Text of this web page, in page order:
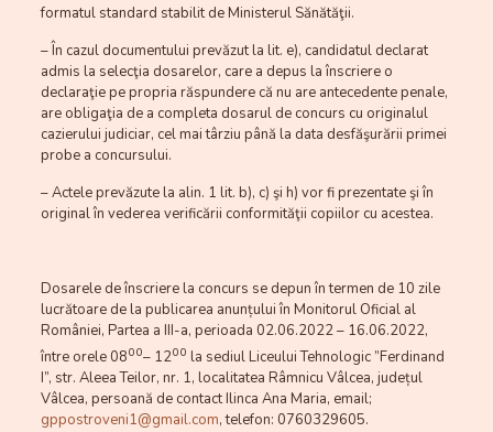
formatul standard stabilit de Ministerul Sănătăţii.
– În cazul documentului prevăzut la lit. e), candidatul declarat
admis la selecţia dosarelor, care a depus la înscriere o
declaraţie pe propria răspundere că nu are antecedente penale,
are obligaţia de a completa dosarul de concurs cu originalul
cazierului judiciar, cel mai târziu până la data desfăşurării primei
probe a concursului.
– Actele prevăzute la alin. 1 lit. b), c) şi h) vor fi prezentate şi în
original în vederea verificării conformităţii copiilor cu acestea.
Dosarele de înscriere la concurs se depun în termen de 10 zile
lucrătoare de la publicarea anunțului în Monitorul Oficial al
României, Partea a III-a, perioada 02.06.2022 – 16.06.2022,
între orele 0800– 1200 la sediul Liceului Tehnologic ”Ferdinand
I”, str. Aleea Teilor, nr. 1, localitatea Râmnicu Vâlcea, județul
Vâlcea, persoană de contact Ilinca Ana Maria, email;
gppostroveni1@gmail.com, telefon: 0760329605.